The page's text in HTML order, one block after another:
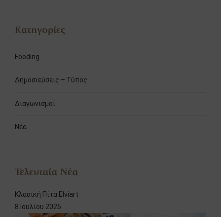
Κατηγορίες
Fooding
Δημοσιεύσεις – Τύπος
Διαγωνισμοί
Νέα
Τελευταία Νέα
Κλασική Πίτα Elviart
8 Ιουλίου 2026